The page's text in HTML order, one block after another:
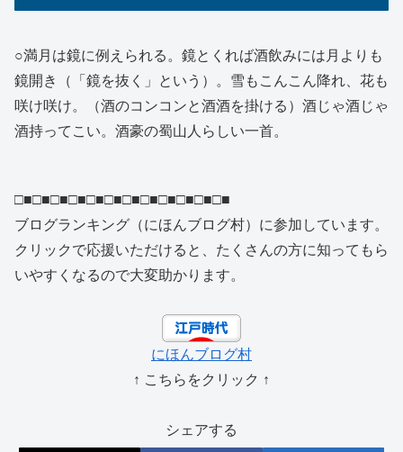
○満月は鏡に例えられる。鏡とくれば酒飲みには月よりも
鏡開き（「鏡を抜く」という）。雪もこんこん降れ、花も
咲け咲け。（酒のコンコンと酒酒を掛ける）酒じゃ酒じゃ
酒持ってこい。酒豪の蜀山人らしい一首。
□■□■□■□■□■□■□■□■□■□■□■□■
ブログランキング（にほんブログ村）に参加しています。
クリックで応援いただけると、たくさんの方に知ってもら
いやすくなるので大変助かります。
にほんブログ村
↑ こちらをクリック ↑
シェアする